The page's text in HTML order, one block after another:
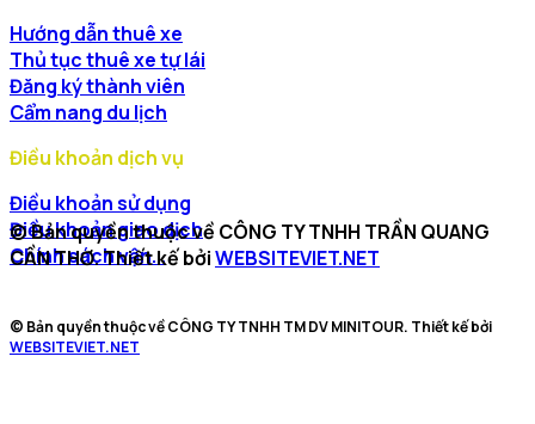
Hướng dẫn thuê xe
Thủ tục thuê xe tự lái
Đăng ký thành viên
Cẩm nang du lịch
Điều khoản dịch vụ
Điều khoản sử dụng
Điều khoản giao dịch
Chính sách vận...
© Bản quyền thuộc về CÔNG TY TNHH TRẦN QUANG
CẦN THƠ. Thiết kế bởiWEBSITEVIET.NET
© Bản quyền thuộc về CÔNG TY TNHH TM DV MINITOUR. Thiết kế bởi
WEBSITEVIET.NET